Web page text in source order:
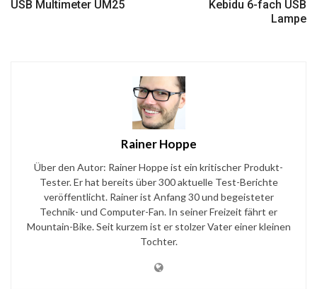
USB Multimeter UM25
Kebidu 6-fach USB
Lampe
Rainer Hoppe
Über den Autor: Rainer Hoppe ist ein kritischer Produkt-
Tester. Er hat bereits über 300 aktuelle Test-Berichte
veröffentlicht. Rainer ist Anfang 30 und begeisteter
Technik- und Computer-Fan. In seiner Freizeit fährt er
Mountain-Bike. Seit kurzem ist er stolzer Vater einer kleinen
Tochter.